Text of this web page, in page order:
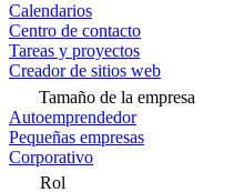
Calendarios
Centro de contacto
Tareas y proyectos
Creador de sitios web
Tamaño de la empresa
Autoemprendedor
Pequeñas empresas
Corporativo
Rol